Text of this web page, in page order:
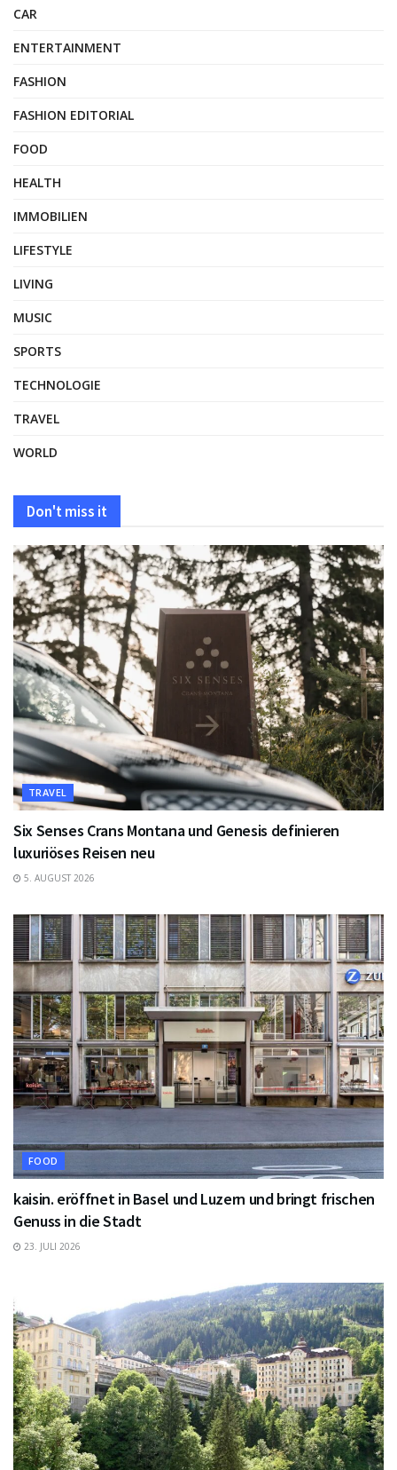
CAR
ENTERTAINMENT
FASHION
FASHION EDITORIAL
FOOD
HEALTH
IMMOBILIEN
LIFESTYLE
LIVING
MUSIC
SPORTS
TECHNOLOGIE
TRAVEL
WORLD
Don't miss it
TRAVEL
Six Senses Crans Montana und Genesis definieren
luxuriöses Reisen neu
5. AUGUST 2026
FOOD
kaisin. eröffnet in Basel und Luzern und bringt frischen
Genuss in die Stadt
23. JULI 2026